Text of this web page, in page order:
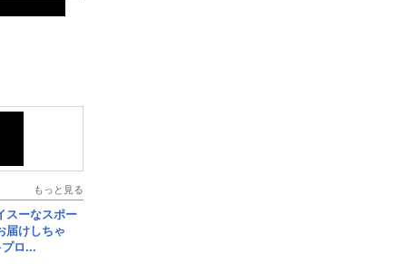
もっと見る
スーなスポー
届けしちゃ
ロ...